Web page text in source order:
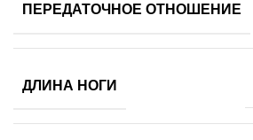
ПЕРЕДАТОЧНОЕ ОТНОШЕНИЕ
ДЛИНА НОГИ